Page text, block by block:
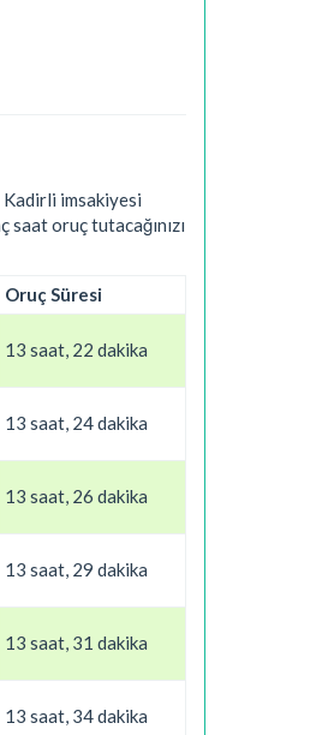
Kadirli imsakiyesi
oruç tutacağınızı
Oruç Süresi
13 saat, 22 dakika
13 saat, 24 dakika
13 saat, 26 dakika
13 saat, 29 dakika
13 saat, 31 dakika
13 saat, 34 dakika